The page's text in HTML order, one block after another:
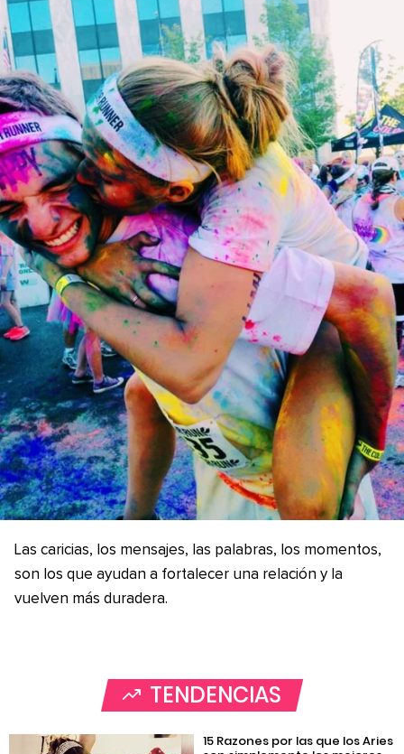
Las caricias, los mensajes, las palabras, los momentos,
son los que ayudan a fortalecer una relación y la
vuelven más duradera.
TENDENCIAS
15 Razones por las que los Aries